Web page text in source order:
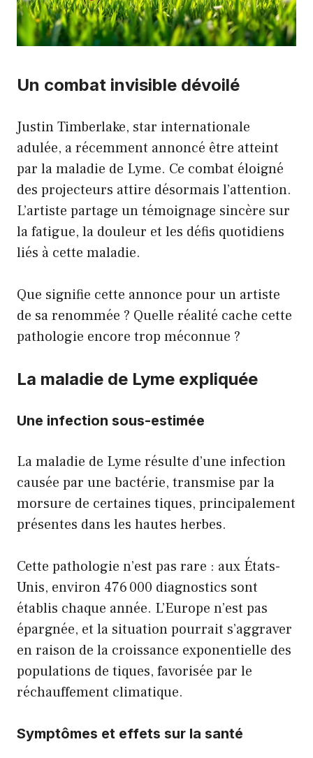
Un combat invisible dévoilé
Justin Timberlake, star internationale
adulée, a récemment annoncé être atteint
par la maladie de Lyme. Ce combat éloigné
des projecteurs attire désormais l’attention.
L’artiste partage un témoignage sincère sur
la fatigue, la douleur et les défis quotidiens
liés à cette maladie.
Que signifie cette annonce pour un artiste
de sa renommée ? Quelle réalité cache cette
pathologie encore trop méconnue ?
La maladie de Lyme expliquée
Une infection sous-estimée
La maladie de Lyme résulte d’une infection
causée par une bactérie, transmise par la
morsure de certaines tiques, principalement
présentes dans les hautes herbes.
Cette pathologie n’est pas rare : aux États-
Unis, environ 476 000 diagnostics sont
établis chaque année. L’Europe n’est pas
épargnée, et la situation pourrait s’aggraver
en raison de la croissance exponentielle des
populations de tiques, favorisée par le
réchauffement climatique.
Symptômes et effets sur la santé